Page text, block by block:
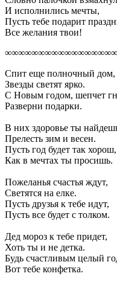
И исполнились мечты,
Пусть тебе подарит
Все желания твои!
Спит еще полночный дом,
Звезды светят ярко.
С Новым годом, шепчет
Разверни подарки.
В них здоровье ты
Прелесть зим и весен.
Пусть год будет так хорош,
Как в мечтах ты просишь.
Пожеланья счастья ждут,
Светятся на елке.
Пусть друзья к тебе идут,
Пусть все будет с толком.
Дед мороз к тебе придет,
Хоть ты и не детка.
Будь счастливым целый
Вот тебе конфетка.